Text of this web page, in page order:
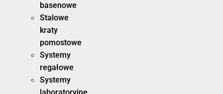
basenowe
Stalowe
kraty
pomostowe
Systemy
regałowe
Systemy